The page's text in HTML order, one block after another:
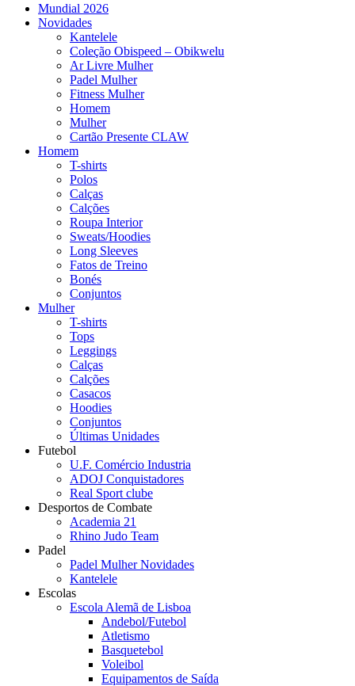
Mundial 2026
Novidades
Kantelele
Coleção Obispeed – Obikwelu
Ar Livre Mulher
Padel Mulher
Fitness Mulher
Homem
Mulher
Cartão Presente CLAW
Homem
T-shirts
Polos
Calças
Calções
Roupa Interior
Sweats/Hoodies
Long Sleeves
Fatos de Treino
Bonés
Conjuntos
Mulher
T-shirts
Tops
Leggings
Calças
Calções
Casacos
Hoodies
Conjuntos
Últimas Unidades
Futebol
U.F. Comércio Industria
ADOJ Conquistadores
Real Sport clube
Desportos de Combate
Academia 21
Rhino Judo Team
Padel
Padel Mulher Novidades
Kantelele
Escolas
Escola Alemã de Lisboa
Andebol/Futebol
Atletismo
Basquetebol
Voleibol
Equipamentos de Saída